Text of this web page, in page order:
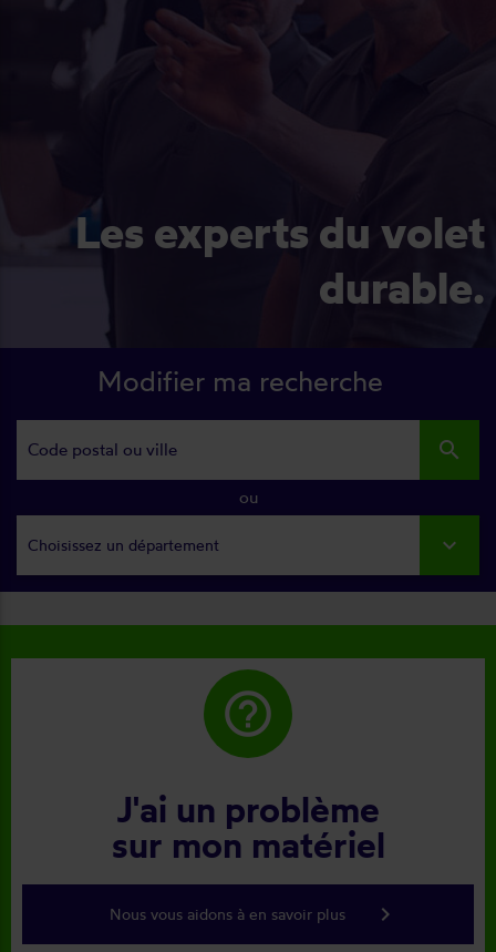
Les experts du volet
durable.
Modifier ma recherche
search
ou
Choisissez un département
help_outline
J'ai un problème
sur mon matériel
Nous vous aidons à en savoir plus keyboard_arrow_right